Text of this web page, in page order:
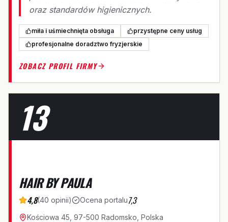
oraz standardów higienicznych.
miła i uśmiechnięta obsługa
przystępne ceny usług
profesjonalne doradztwo fryzjerskie
ZOBACZ PROFIL FIRMY
13
H
HAIR BY PAULA
4,8(40 opinii) Ocena portalu7,3
Kościowa 45, 97-500 Radomsko, Polska